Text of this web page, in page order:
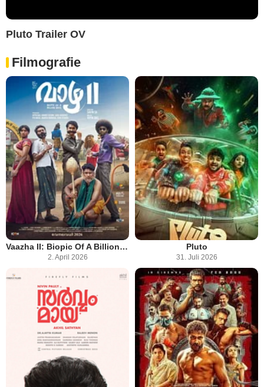
Pluto Trailer OV
Filmografie
Vaazha II: Biopic Of A Billion Bros
2. April 2026
Pluto
31. Juli 2026